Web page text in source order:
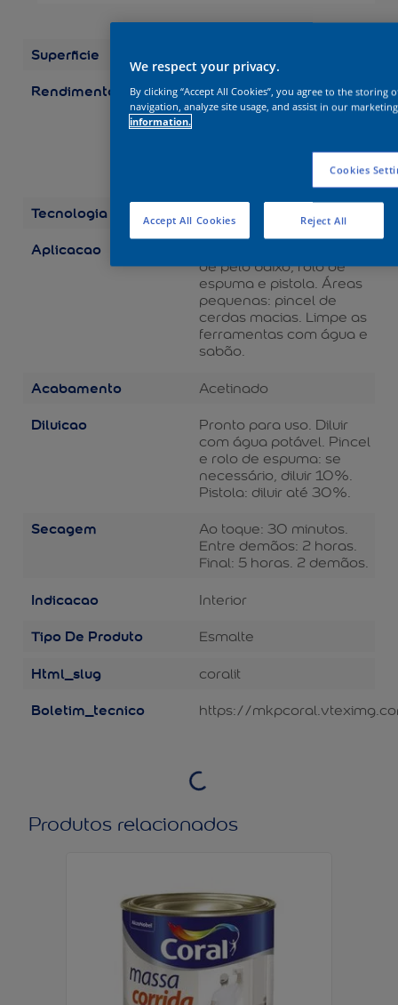
tornando o processo mais fácil. É uma solução
INTERNA. Possui durabilidade de 10 anos.
Superficie
Rendimento
Embalagens/Rendimento
(por demão) Galão 3,6 L:
até 19 m2 Quarto 0,8 L:
Tecnologia Balance
Aplicacao
de pelo baixo, rolo de
espuma e pistola. Áreas
pequenas: pincel de
cerdas macias. Limpe as
ferramentas com água e
sabão.
Acabamento Acetinado
Diluicao
Pronto para uso. Diluir
com água potável. Pincel
e rolo de espuma: se
necessário, diluir 10%.
Pistola: diluir até 30%.
Secagem
Ao toque: 30 minutos.
Entre demãos: 2 horas.
Final: 5 horas. 2 demãos.
Indicacao Interior
Tipo De Produto Esmalte
Html_slug coralit
Boletim_tecnico https://
Produtos relacionados
We respect your privacy.
By clicking “Accept All Cookies”, you agree to the
navigation, analyze site usage, and assist in our
information.
Cookies
Reject All
Accept All Cookies